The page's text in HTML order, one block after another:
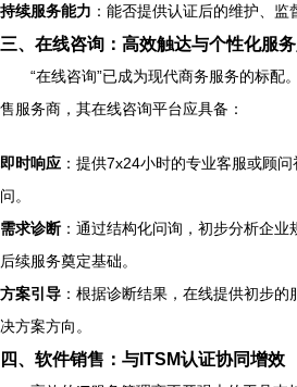
持续服务能力 ：能否提供认证后的维护、监
三、在线咨询：高效触达与个性化服
“在线咨询”已成为现代商务服务的标配
售服务商，其在线咨询平台应具备：
即时响应 ：提供7x24小时的专业客服或顾
问。
需求诊断 ：通过结构化问询，初步分析企
后续服务奠定基础。
方案引导 ：根据诊断结果，在线提供初步
决方案方向。
四、软件销售：与ITSM认证协同增效